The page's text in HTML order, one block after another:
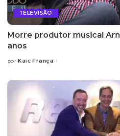
TELEVISÃO
Morre produtor musical
anos
Posted
por Kaic França